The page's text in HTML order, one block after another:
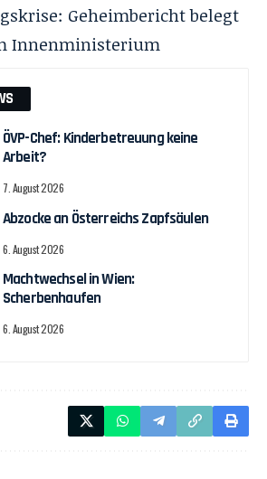
Geheimbericht belegt
Innenministerium
ÖVP-Chef: Kinderbetreuung keine
Arbeit?
7. August 2026
Abzocke an Österreichs Zapfsäulen
6. August 2026
Machtwechsel in Wien:
Scherbenhaufen
6. August 2026